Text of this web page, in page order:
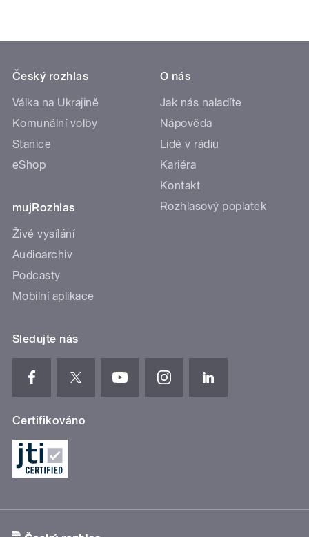
Český rozhlas
Válka na Ukrajině
Komunální volby
Stanice
eShop
mujRozhlas
Živé vysílání
Audioarchiv
Podcasty
Mobilní aplikace
O nás
Jak nás naladíte
Nápověda
Lidé v rádiu
Kariéra
Kontakt
Rozhlasový poplatek
Sledujte nás
Certifikováno